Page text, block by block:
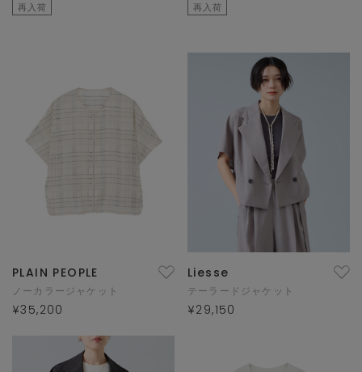
再入荷 再入荷
PLAIN PEOPLE
ノーカラージャケット
¥35,200
Liesse
テーラードジャケット
¥29,150